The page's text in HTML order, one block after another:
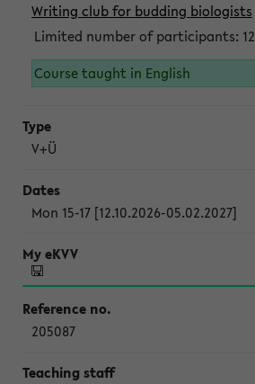
Writing club for budding biologists
Limited number of participants: 12
Course taught in English
V+Ü
Mon 15-17 [12.10.2026-05.02.2027]
205087